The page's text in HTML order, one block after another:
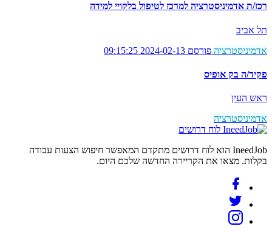
רכז/ת אדמיניסטרציה למרכז לטיפול בלקויי למידה
תל אביב
אדמיניסטרציה פורסם 2024-02-13 09:15:25
פקיד/ה בק אופיס
ראש העין
אדמיניסטרציה
לוח דרושים
IneedJob הוא לוח דרושים מתקדם המאפשר חיפוש הצעות עבודה
בקלות. מצאו את הקריירה החדשה שלכם היום.